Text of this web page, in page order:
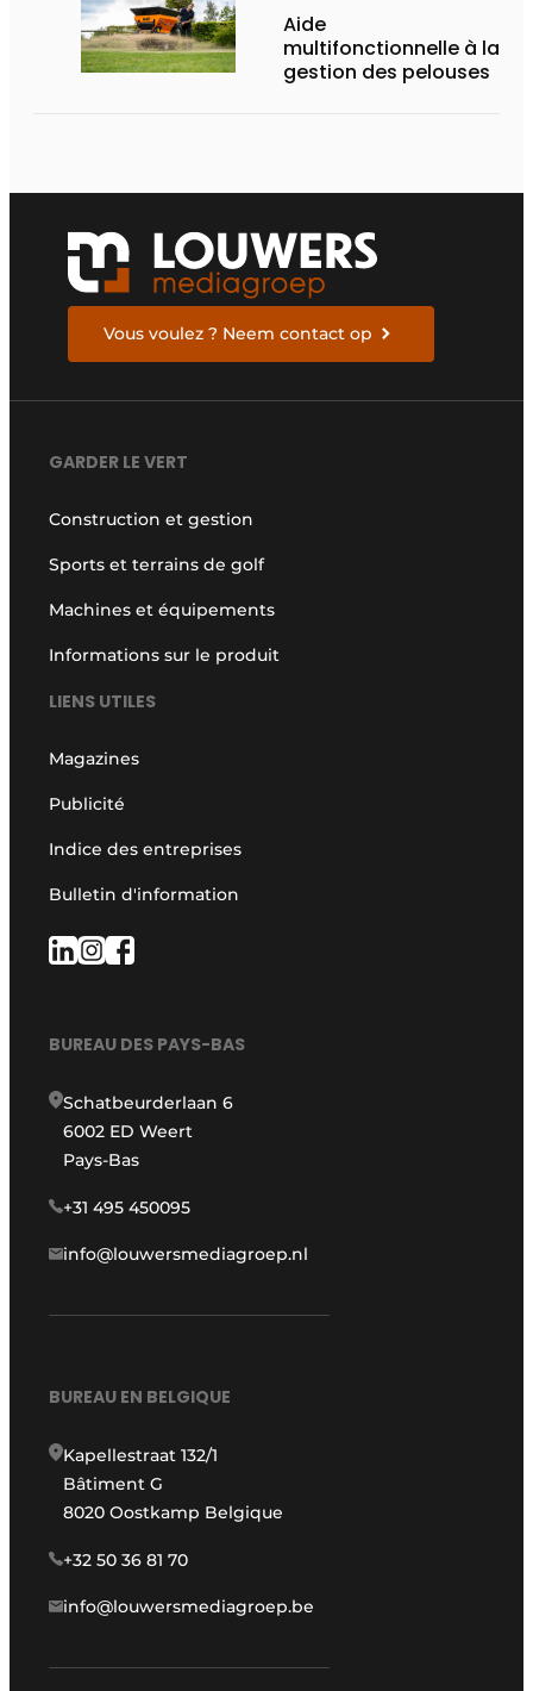
Aide
multifonctionnelle à la
gestion des pelouses
Vous voulez ? Neem contact op
GARDER LE VERT
Construction et gestion
Sports et terrains de golf
Machines et équipements
Informations sur le produit
LIENS UTILES
Magazines
Publicité
Indice des entreprises
Bulletin d'information
BUREAU DES PAYS-BAS
Schatbeurderlaan 6
6002 ED Weert
Pays-Bas
+31 495 450095
info@louwersmediagroep.nl
BUREAU EN BELGIQUE
Kapellestraat 132/1
Bâtiment G
8020 Oostkamp Belgique
+32 50 36 81 70
info@louwersmediagroep.be